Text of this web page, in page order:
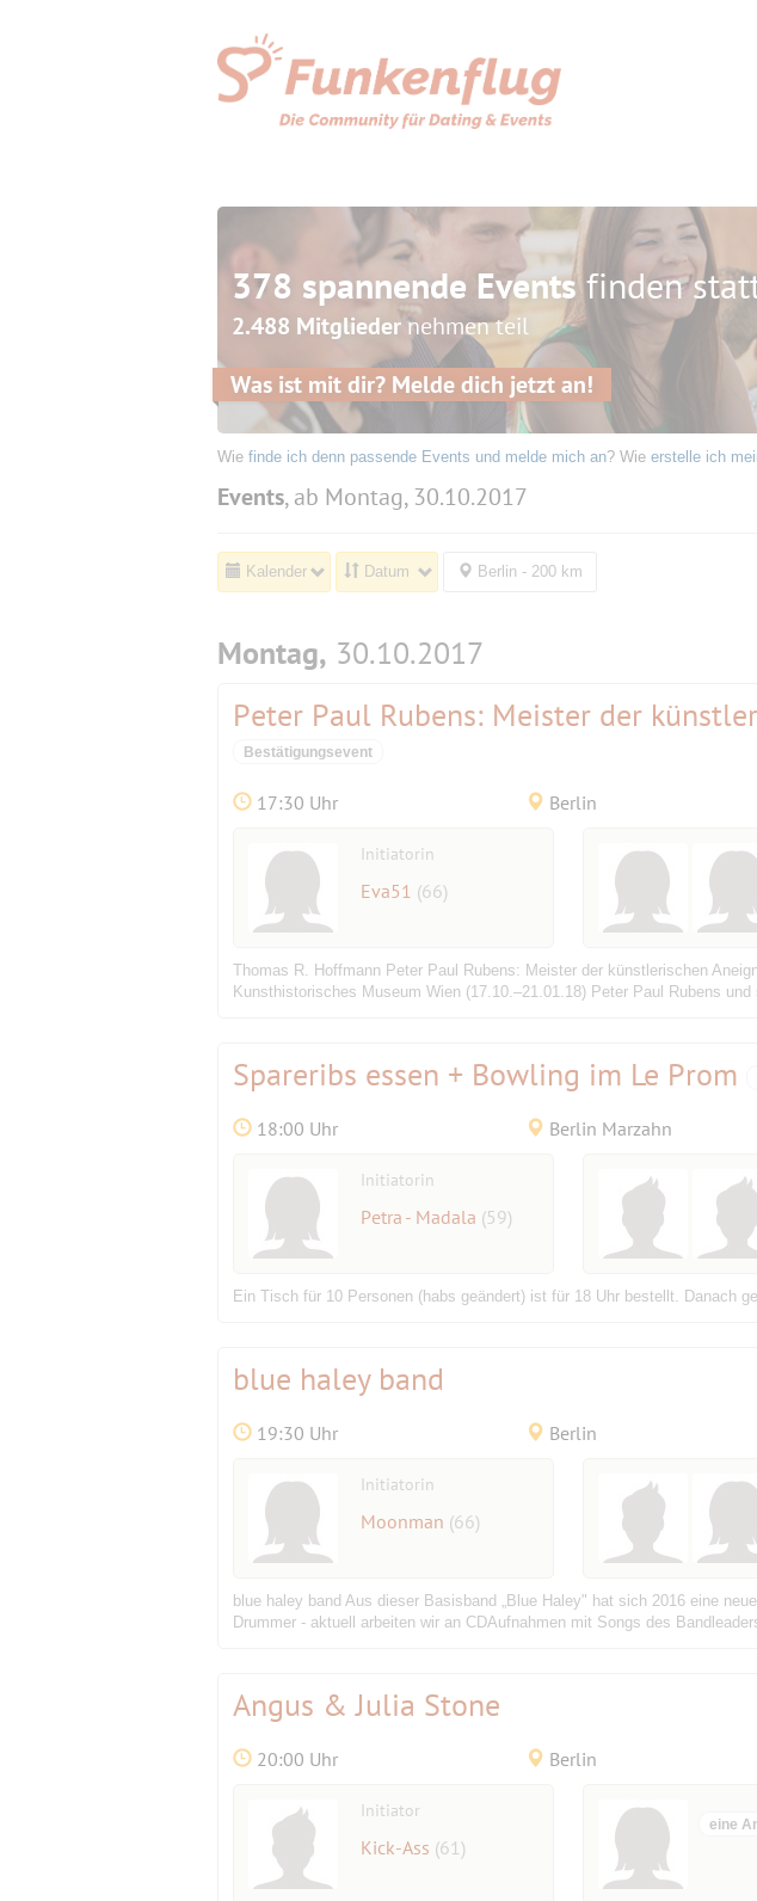
378 spannende Eventsfinden
2.488 Mitgliedernehmen teil
Was ist mit dir? Melde dich jetzt an!
Wie finde ich denn passende Events und melde mich an? Wie erstelle ich
Events, ab Montag, 30.10.2017
Kalender Datum Berlin - 200 km
Montag, 30.10.2017
Peter Paul Rubens: Meister der
Bestätigungsevent
17:30 Uhr Berlin
Initiatorin
Eva51 (66)
Thomas R. Hoffmann Peter Paul Rubens: Meister der künstlerischen
Kunsthistorisches Museum Wien (17.10.–21.01.18) Peter Paul Rubens
Spareribs essen + Bowling im Le Prom
18:00 Uhr Berlin Marzahn
Initiatorin
Petra - Madala (59)
Ein Tisch für 10 Personen (habs geändert) ist für 18 Uhr bestellt. Danach
blue haley band
19:30 Uhr Berlin
Initiatorin
Moonman (66)
blue haley band Aus dieser Basisband „Blue Haley" hat sich 2016 eine
Drummer - aktuell arbeiten wir an CDAufnahmen mit Songs des
Angus & Julia Stone
20:00 Uhr Berlin
Initiator
Kick-Ass (61)
eine